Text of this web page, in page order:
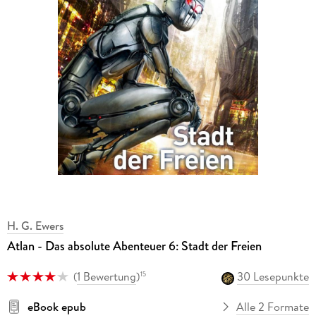
H. G. Ewers
Atlan - Das absolute Abenteuer 6: Stadt der Freien
(1 Bewertung)15
30 Lesepunkte
eBook epub
Alle 2 Formate